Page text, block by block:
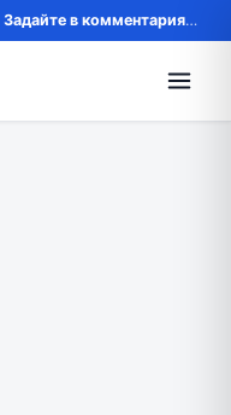
Задайте в комментариях — ответим!